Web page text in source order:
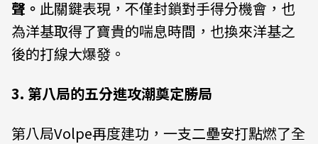
聲。 此關鍵表現，不僅封鎖對手得分機會，也
為洋基取得了寶貴的喘息時間，也換來洋基之
後的打線大爆發。
3. 第八局的五分進攻潮奠定勝局
第八局Volpe再度建功，一支二壘安打點燃了全